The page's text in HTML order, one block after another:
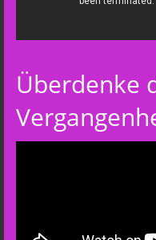
Überdenke